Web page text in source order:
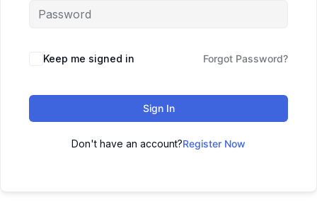
Keep me signed in Forgot Password?
Sign In
Don't have an account?Register Now